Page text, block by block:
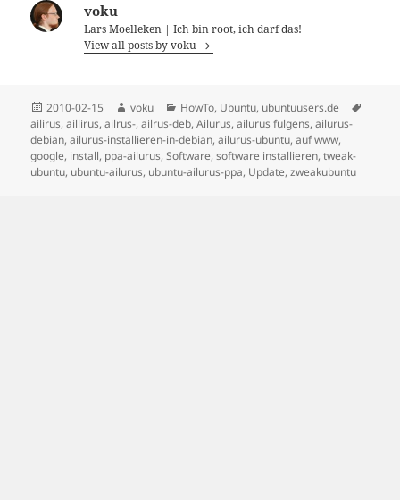
voku
Lars Moelleken | Ich bin root, ich darf das!
View all posts by voku
Posted
on
2010-02-15 Author
voku Categories
HowTo, Ubuntu, ubuntuusers.de
ailirus,aillirus,ailrus-,ailrus-deb,Ailurus,ailurus fulgens,ailurus-
debian,ailurus-installieren-in-debian,ailurus-ubuntu,auf www,
google, install, ppa-ailurus,Software,software installieren,tweak-
ubuntu, ubuntu-ailurus, ubuntu-ailurus-ppa, Update,zweakubuntu